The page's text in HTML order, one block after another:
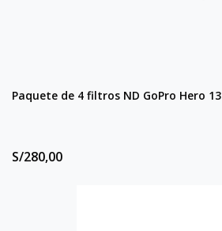
Paquete de 4 filtros ND GoPro Hero 13
S/280,00